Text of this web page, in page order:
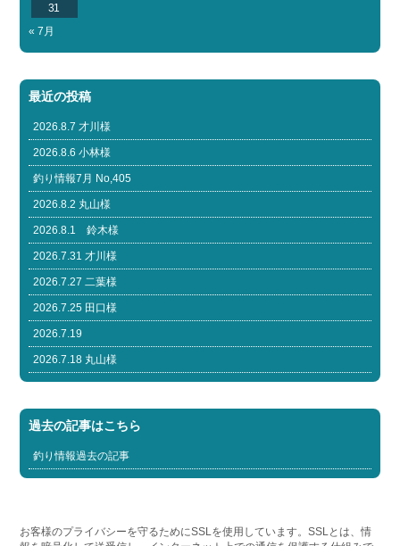
31
« 7月
最近の投稿
2026.8.7 才川様
2026.8.6 小林様
釣り情報7月 No,405
2026.8.2 丸山様
2026.8.1 鈴木様
2026.7.31 才川様
2026.7.27 二葉様
2026.7.25 田口様
2026.7.19
2026.7.18 丸山様
過去の記事はこちら
釣り情報過去の記事
お客様のプライバシーを守るためにSSLを使用しています。SSLとは、情